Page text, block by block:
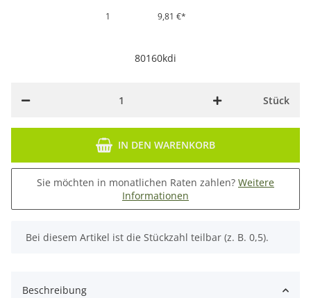
1
9,81 €*
80160kdi
Stück
IN DEN WARENKORB
Sie möchten in monatlichen Raten zahlen? Weitere
Informationen
x
Bei diesem Artikel ist die Stückzahl teilbar (z. B. 0,5).
Beschreibung